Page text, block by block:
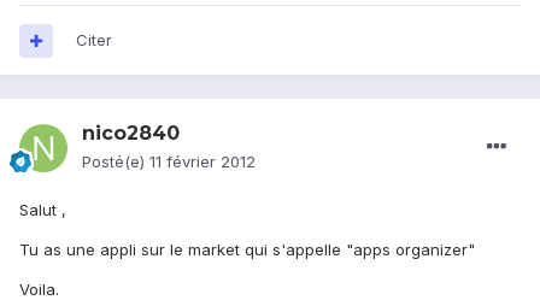
Citer
nico2840
Posté(e) 11 février 2012
Salut ,
Tu as une appli sur le market qui s'appelle "apps organizer"
Voila.